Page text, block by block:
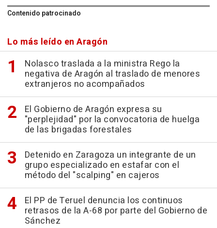
Contenido patrocinado
Lo más leído en Aragón
Nolasco traslada a la ministra Rego la
negativa de Aragón al traslado de menores
extranjeros no acompañados
El Gobierno de Aragón expresa su
"perplejidad" por la convocatoria de huelga
de las brigadas forestales
Detenido en Zaragoza un integrante de un
grupo especializado en estafar con el
método del "scalping" en cajeros
El PP de Teruel denuncia los continuos
retrasos de la A-68 por parte del Gobierno de
Sánchez